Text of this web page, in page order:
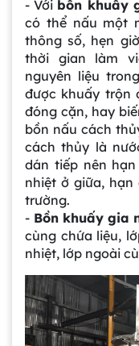
- Với bồn khuấy
có thể nấu một
thông số, hẹn
thời gian làm
nguyên liệu
được khuấy trộn
đóng cặn, hay
bồn nấu cách
cách thủy là
dán tiếp nên
nhiệt ở giữa,
trường.
- Bồn khuấy gia
cùng chứa liệu,
nhiệt, lớp ngoài